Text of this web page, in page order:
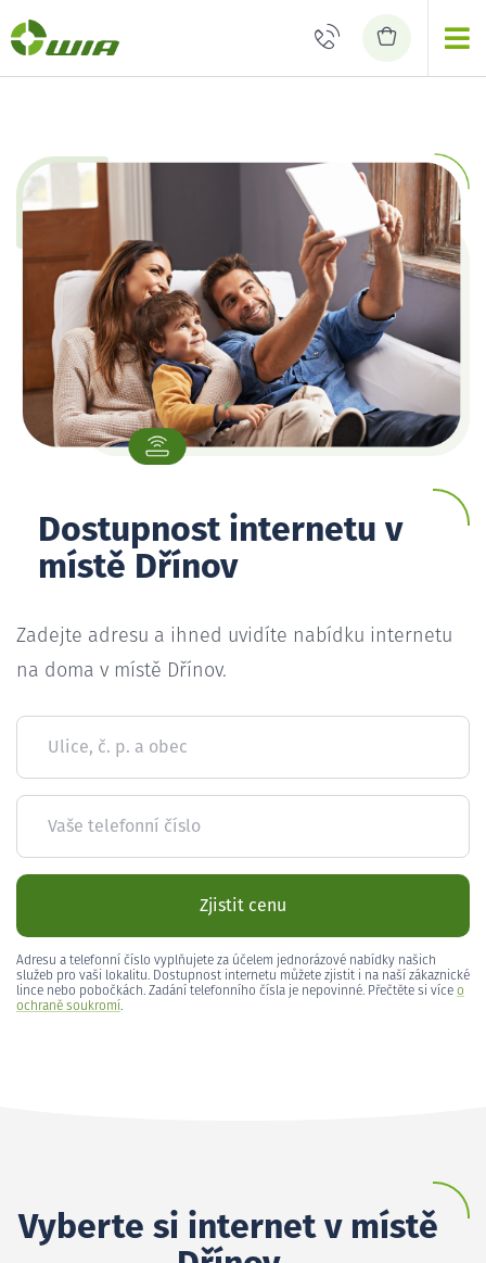
Dostupnost internetu v
místě Dřínov
Zadejte adresu a ihned uvidíte nabídku internetu
na doma v místě Dřínov.
Ulice, č. p. a obec
Vaše telefonní číslo
Zjistit cenu
Adresu a telefonní číslo vyplňujete za účelem jednorázové nabídky našich
služeb pro vaši lokalitu. Dostupnost internetu můžete zjistit i na naší zákaznické
lince nebo pobočkách. Zadání telefonního čísla je nepovinné. Přečtěte si více o
ochraně soukromí.
Vyberte si internet v místě